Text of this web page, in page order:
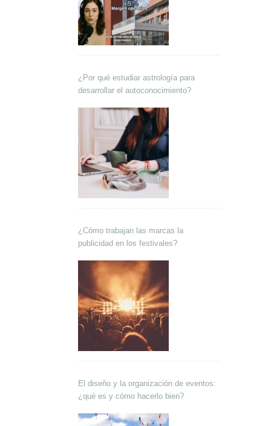
¿Por qué estudiar astrología para
desarrollar el autoconocimiento?
¿Cómo trabajan las marcas la
publicidad en los festivales?
El diseño y la organización de eventos:
¿qué es y cómo hacerlo bien?